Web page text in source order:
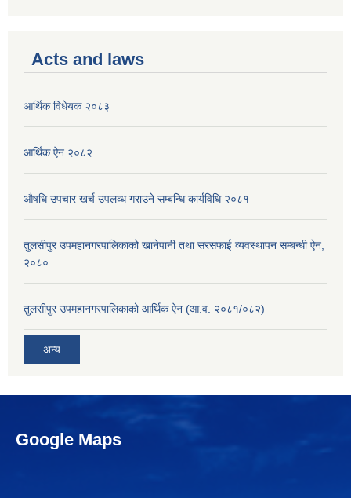
Acts and laws
आर्थिक विधेयक २०८३
आर्थिक ऐन २०८२
औषधि उपचार खर्च उपलव्ध गराउने सम्बन्धि कार्यविधि २०८१
तुलसीपुर उपमहानगरपालिकाको खानेपानी तथा सरसफाई व्यवस्थापन सम्बन्धी ऐन,
२०८०
तुलसीपुर उपमहानगरपालिकाको आर्थिक ऐन (आ.व. २०८१/०८२)
अन्य
Google Maps